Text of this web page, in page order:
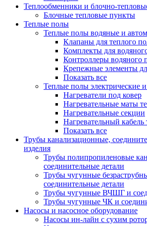
Теплообменники и блочно-
Блочные тепловые пункты
Теплые полы
Теплые полы водяные и
Клапаны для теплого
Комплекты для
Контроллеры водяного
Крепежные элементы
Показать все
Теплые полы электрические
Нагреватели под ковер
Нагревательные маты
Нагревательные секции
Нагревательный кабель
Показать все
Трубы канализационные,
изделия
Трубы полипропиленовые
соединительные детали
Трубы чугунные
соединительные детали
Трубы чугунные ВЧШГ и
Трубы чугунные ЧК и
Насосы и насосное оборудование
Насосы ин-лайн с сухим